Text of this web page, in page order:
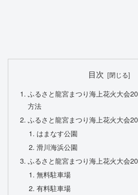
目次
ふるさと龍宮まつり海上花火大会
方法
ふるさと龍宮まつり海上花火大会
はまなす公園
滑川海浜公園
ふるさと龍宮まつり海上花火大会
無料駐車場
有料駐車場